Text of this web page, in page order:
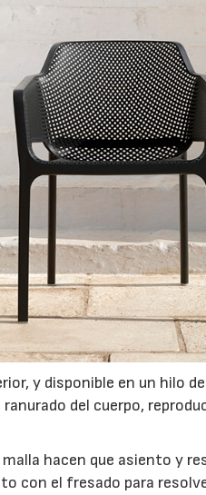
y disponible en un hilo
del cuerpo,
hacen que asiento y
con el fresado para